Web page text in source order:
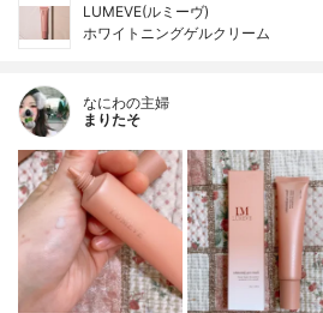
LUMEVE(ルミーヴ)
ホワイトニングゲルクリーム
なにわの主婦
まりたそ